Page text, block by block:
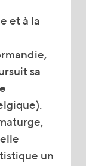
et à la
sa
un